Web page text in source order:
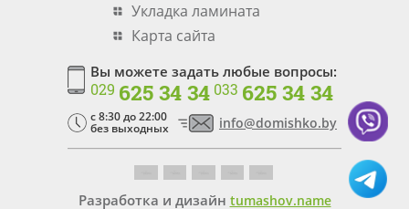
Укладка ламината
Карта сайта
Вы можете задать любые вопросы:
029 625 34 34 033 625 34 34
c 8:30 до 22:00
без выходных info@domishko.by
Разработка и дизайн tumashov.name